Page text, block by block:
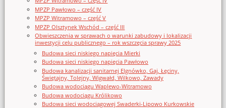
MPZP Pawłowo – część IV
MPZP Witramowo – część V
MPZP Olsztynek Wschód – część III
Obwieszczenia w sprawach o warunki zabudowy i lokalizacji
inwestycji celu publicznego – rok wszczęcia sprawy 2025
Budowa sieci niskiego napięcia Mierki
Budowa sieci niskiego napięcia Pawłowo
Budowa kanalizacji sanitarnej Elgnówko, Gaj, Łęciny,
Świętajny, Tolejny, Wigwałd, Wilkowo, Zawady
Budowa wodociągu Waplewo-Witramowo
Budowa wodociągu Królikowo
Budowa sieci wodociągowej Swaderki-Lipowo Kurkowskie